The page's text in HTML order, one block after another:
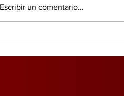
global, según PwC
Escribir un comentario...